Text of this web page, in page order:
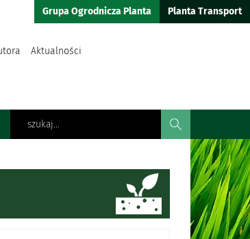
Aktualności
Grupa Ogrodnicza Planta Planta Transport